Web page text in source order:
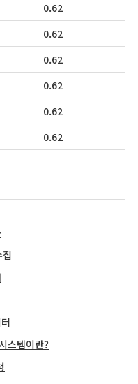
0.62
0.62
0.62
0.62
0.62
0.62
스템이란?